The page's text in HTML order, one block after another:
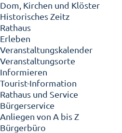
Dom, Kirchen und Klöster
Historisches Zeitz
Rathaus
Erleben
Veranstaltungskalender
Veranstaltungsorte
Informieren
Tourist-Information
Rathaus und Service
Bürgerservice
Anliegen von A bis Z
Bürgerbüro